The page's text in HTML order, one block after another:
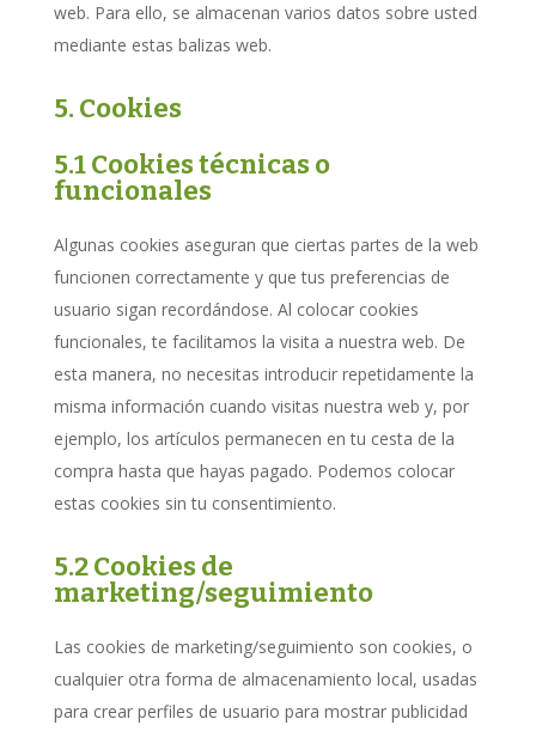
web. Para ello, se almacenan varios datos sobre usted
mediante estas balizas web.
5. Cookies
5.1 Cookies técnicas o
funcionales
Algunas cookies aseguran que ciertas partes de la web
funcionen correctamente y que tus preferencias de
usuario sigan recordándose. Al colocar cookies
funcionales, te facilitamos la visita a nuestra web. De
esta manera, no necesitas introducir repetidamente la
misma información cuando visitas nuestra web y, por
ejemplo, los artículos permanecen en tu cesta de la
compra hasta que hayas pagado. Podemos colocar
estas cookies sin tu consentimiento.
5.2 Cookies de
marketing/seguimiento
Las cookies de marketing/seguimiento son cookies, o
cualquier otra forma de almacenamiento local, usadas
para crear perfiles de usuario para mostrar publicidad